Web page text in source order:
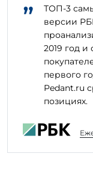
”
ТОП-3
версии
2019 год
первого
Pedant.ru
позициях.